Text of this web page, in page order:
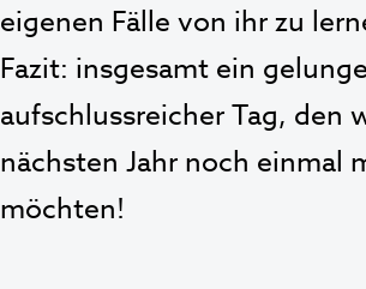
eigenen Fälle von ihr zu
Fazit: insgesamt ein
aufschlussreicher Tag, den
nächsten Jahr noch einmal
möchten!